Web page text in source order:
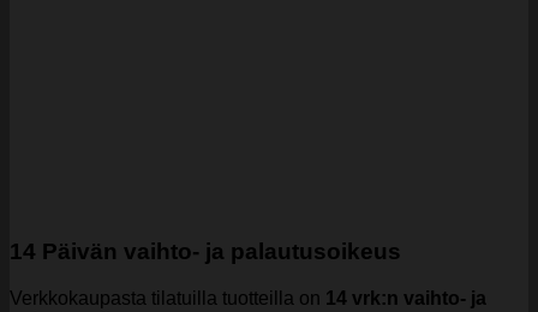
14 Päivän vaihto- ja palautusoikeus
Verkkokaupasta tilatuilla tuotteilla on 14 vrk:n vaihto- ja